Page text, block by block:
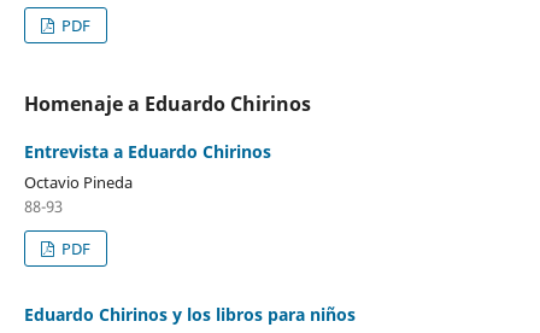
PDF
Homenaje a Eduardo Chirinos
Entrevista a Eduardo Chirinos
Octavio Pineda
88-93
PDF
Eduardo Chirinos y los libros para niños